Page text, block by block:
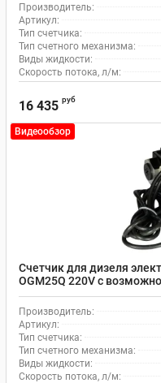
Производитель:
Артикул:
Тип счетчика:
Тип счетного механизма:
Виды жидкости:
Скорость потока, л/м:
16 435 руб
Видеообзор
Счетчик для дизеля
OGM25Q 220V с
Производитель:
Артикул:
Тип счетчика:
Тип счетного механизма:
Виды жидкости:
Скорость потока, л/м: